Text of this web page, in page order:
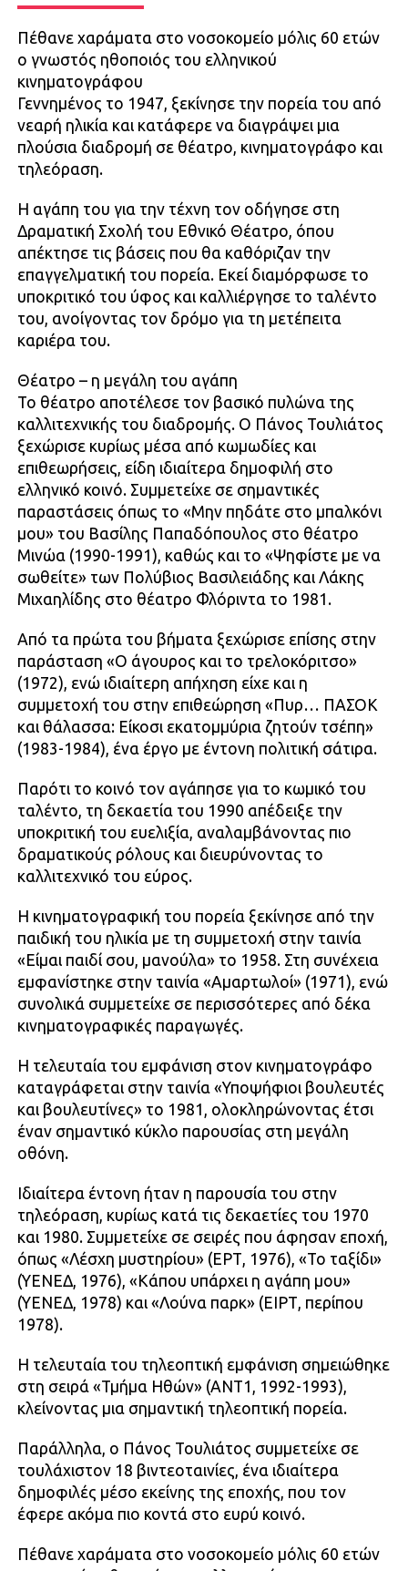
Πέθανε χαράματα στο νοσοκομείο μόλις 60 ετών
ο γνωστός ηθοποιός του ελληνικού
κινηματογράφου
Γεννημένος το 1947, ξεκίνησε την πορεία του από
νεαρή ηλικία και κατάφερε να διαγράψει μια
πλούσια διαδρομή σε θέατρο, κινηματογράφο και
τηλεόραση.
Η αγάπη του για την τέχνη τον οδήγησε στη
Δραματική Σχολή του Εθνικό Θέατρο, όπου
απέκτησε τις βάσεις που θα καθόριζαν την
επαγγελματική του πορεία. Εκεί διαμόρφωσε το
υποκριτικό του ύφος και καλλιέργησε το ταλέντο
του, ανοίγοντας τον δρόμο για τη μετέπειτα
καριέρα του.
Θέατρο – η μεγάλη του αγάπη
Το θέατρο αποτέλεσε τον βασικό πυλώνα της
καλλιτεχνικής του διαδρομής. Ο Πάνος Τουλιάτος
ξεχώρισε κυρίως μέσα από κωμωδίες και
επιθεωρήσεις, είδη ιδιαίτερα δημοφιλή στο
ελληνικό κοινό. Συμμετείχε σε σημαντικές
παραστάσεις όπως το «Μην πηδάτε στο μπαλκόνι
μου» του Βασίλης Παπαδόπουλος στο θέατρο
Μινώα (1990-1991), καθώς και το «Ψηφίστε με να
σωθείτε» των Πολύβιος Βασιλειάδης και Λάκης
Μιχαηλίδης στο θέατρο Φλόριντα το 1981.
Από τα πρώτα του βήματα ξεχώρισε επίσης στην
παράσταση «Ο άγουρος και το τρελοκόριτσο»
(1972), ενώ ιδιαίτερη απήχηση είχε και η
συμμετοχή του στην επιθεώρηση «Πυρ… ΠΑΣΟΚ
και θάλασσα: Είκοσι εκατομμύρια ζητούν τσέπη»
(1983-1984), ένα έργο με έντονη πολιτική σάτιρα.
Παρότι το κοινό τον αγάπησε για το κωμικό του
ταλέντο, τη δεκαετία του 1990 απέδειξε την
υποκριτική του ευελιξία, αναλαμβάνοντας πιο
δραματικούς ρόλους και διευρύνοντας το
καλλιτεχνικό του εύρος.
Η κινηματογραφική του πορεία ξεκίνησε από την
παιδική του ηλικία με τη συμμετοχή στην ταινία
«Είμαι παιδί σου, μανούλα» το 1958. Στη συνέχεια
εμφανίστηκε στην ταινία «Αμαρτωλοί» (1971), ενώ
συνολικά συμμετείχε σε περισσότερες από δέκα
κινηματογραφικές παραγωγές.
Η τελευταία του εμφάνιση στον κινηματογράφο
καταγράφεται στην ταινία «Υποψήφιοι βουλευτές
και βουλευτίνες» το 1981, ολοκληρώνοντας έτσι
έναν σημαντικό κύκλο παρουσίας στη μεγάλη
οθόνη.
Ιδιαίτερα έντονη ήταν η παρουσία του στην
τηλεόραση, κυρίως κατά τις δεκαετίες του 1970
και 1980. Συμμετείχε σε σειρές που άφησαν εποχή,
όπως «Λέσχη μυστηρίου» (ΕΡΤ, 1976), «Το ταξίδι»
(ΥΕΝΕΔ, 1976), «Κάπου υπάρχει η αγάπη μου»
(ΥΕΝΕΔ, 1978) και «Λούνα παρκ» (ΕΙΡΤ, περίπου
1978).
Η τελευταία του τηλεοπτική εμφάνιση σημειώθηκε
στη σειρά «Τμήμα Ηθών» (ΑΝΤ1, 1992-1993),
κλείνοντας μια σημαντική τηλεοπτική πορεία.
Παράλληλα, ο Πάνος Τουλιάτος συμμετείχε σε
τουλάχιστον 18 βιντεοταινίες, ένα ιδιαίτερα
δημοφιλές μέσο εκείνης της εποχής, που τον
έφερε ακόμα πιο κοντά στο ευρύ κοινό.
Πέθανε χαράματα στο νοσοκομείο μόλις 60 ετών